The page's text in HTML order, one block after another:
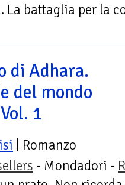
La battaglia per la
di Adhara.
del mondo
1
| Romanzo
- Mondadori -